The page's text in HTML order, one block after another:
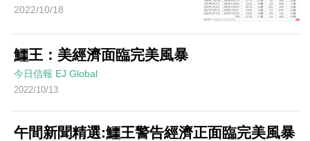
2022/10/18
鱷王：美經濟面臨完美風暴
今日信報 EJ Global
2022/10/13
午間新聞精選:鱷王警告經濟正面臨完美風暴